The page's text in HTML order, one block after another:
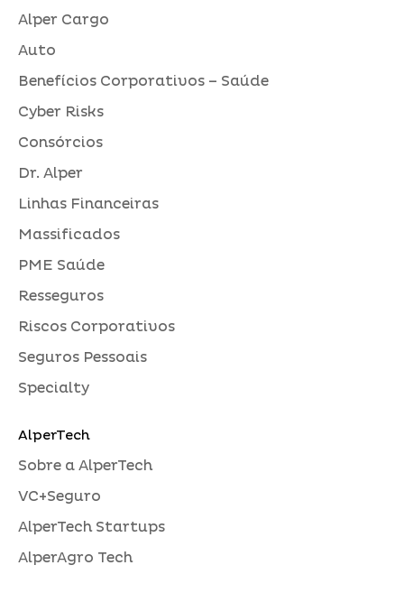
Alper Cargo
Auto
Benefícios Corporativos – Saúde
Cyber Risks
Consórcios
Dr. Alper
Linhas Financeiras
Massificados
PME Saúde
Resseguros
Riscos Corporativos
Seguros Pessoais
Specialty
AlperTech
Sobre a AlperTech
VC+Seguro
AlperTech Startups
AlperAgro Tech